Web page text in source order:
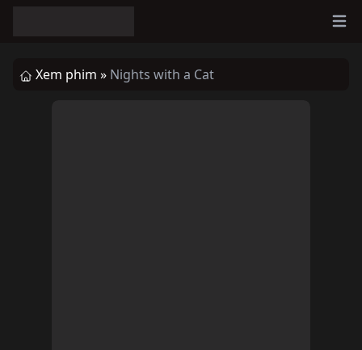
Xem phim » Nights with a Cat